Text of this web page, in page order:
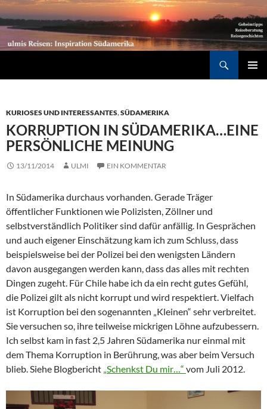
KURIOSES UND INTERESSANTES,SÜDAMERIKA
KORRUPTION IN SÜDAMERIKA…EINE
PERSÖNLICHE MEINUNG
13/11/2014 ULMI EIN KOMMENTAR
In Südamerika durchaus vorhanden. Gerade Träger
öffentlicher Funktionen wie Polizisten, Zöllner und
selbstverständlich Politiker sind dafür anfällig. In Gesprächen
und auch eigener Einschätzung kam ich zum Schluss, dass
beispielsweise bei der Polizei bei den wenigsten Ländern
davon ausgegangen werden kann, dass das alles mit rechten
Dingen zugeht. Für Chile habe ich da ein recht gutes Gefühl,
die Polizei gilt als nicht korrupt und wird respektiert. Vielfach
ist Korruption bei den sogenannten „Kleinen“ sehr verbreitet.
Sie versuchen so, ihre teilweise mickrigen Löhne aufzubessern.
Ich selbst kam in fast 2,5 Jahren Südamerika nur einmal mit
dem Thema Korruption in Berührung, was aber beim Versuch
blieb. Siehe Blogbericht „Schenkst Du mir…“ vom Juli 2012.